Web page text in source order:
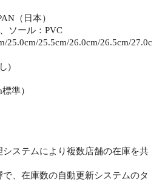
（日本）
ソール：PVC
25.0cm/25.5cm/26.0cm/26.5cm/27.0c
)
準）
ステムにより複数店舗の在庫を共
、在庫数の自動更新システムのタ